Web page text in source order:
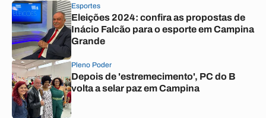
Esportes
Eleições 2024: confira as propostas de
Inácio Falcão para o esporte em Campina
Grande
Pleno Poder
Depois de 'estremecimento', PC do B
volta a selar paz em Campina